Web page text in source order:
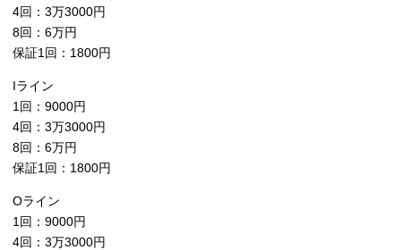
4回：3万3000円
8回：6万円
保証1回：1800円
Iライン
1回：9000円
4回：3万3000円
8回：6万円
保証1回：1800円
Oライン
1回：9000円
4回：3万3000円